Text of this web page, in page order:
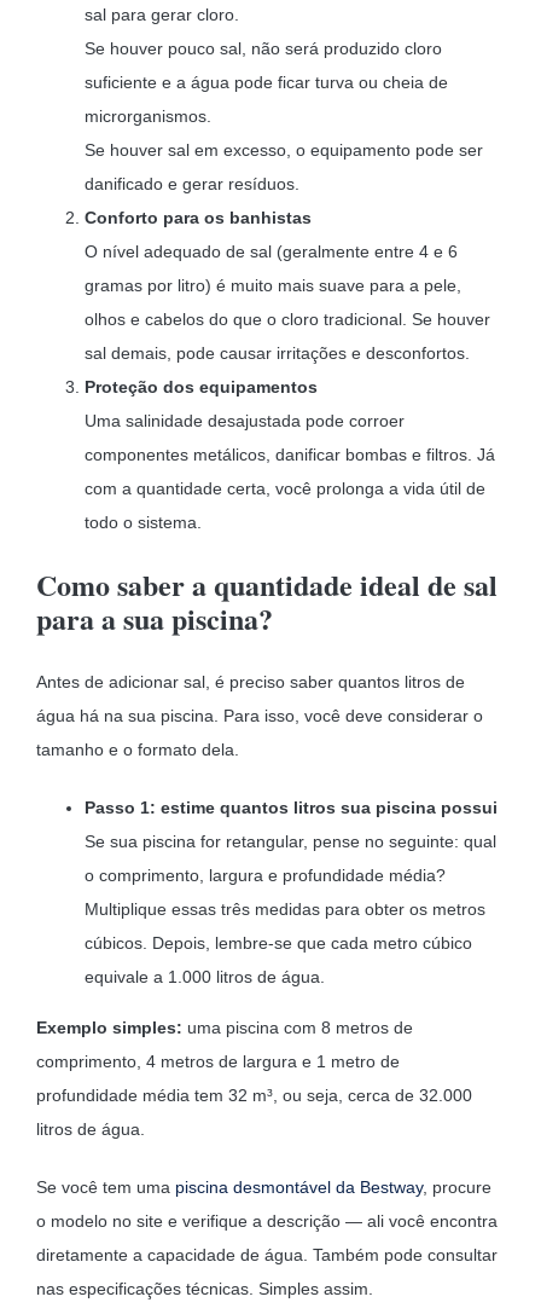
sal para gerar cloro.
Se houver pouco sal, não será produzido cloro
suficiente e a água pode ficar turva ou cheia de
microrganismos.
Se houver sal em excesso, o equipamento pode ser
danificado e gerar resíduos.
Conforto para os banhistas
O nível adequado de sal (geralmente entre 4 e 6
gramas por litro) é muito mais suave para a pele,
olhos e cabelos do que o cloro tradicional. Se houver
sal demais, pode causar irritações e desconfortos.
Proteção dos equipamentos
Uma salinidade desajustada pode corroer
componentes metálicos, danificar bombas e filtros. Já
com a quantidade certa, você prolonga a vida útil de
todo o sistema.
Como saber a quantidade ideal de sal
para a sua piscina?
Antes de adicionar sal, é preciso saber quantos litros de
água há na sua piscina. Para isso, você deve considerar o
tamanho e o formato dela.
Passo 1: estime quantos litros sua piscina possui
Se sua piscina for retangular, pense no seguinte: qual
o comprimento, largura e profundidade média?
Multiplique essas três medidas para obter os metros
cúbicos. Depois, lembre-se que cada metro cúbico
equivale a 1.000 litros de água.
Exemplo simples: uma piscina com 8 metros de
comprimento, 4 metros de largura e 1 metro de
profundidade média tem 32 m³, ou seja, cerca de 32.000
litros de água.
Se você tem uma piscina desmontável da Bestway, procure
o modelo no site e verifique a descrição — ali você encontra
diretamente a capacidade de água. Também pode consultar
nas especificações técnicas. Simples assim.